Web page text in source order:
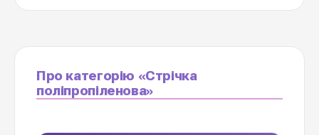
Про категорію «Стрічка
поліпропіленова»